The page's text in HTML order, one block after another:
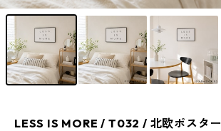
LESS IS MORE / T032 / 北欧ポスター